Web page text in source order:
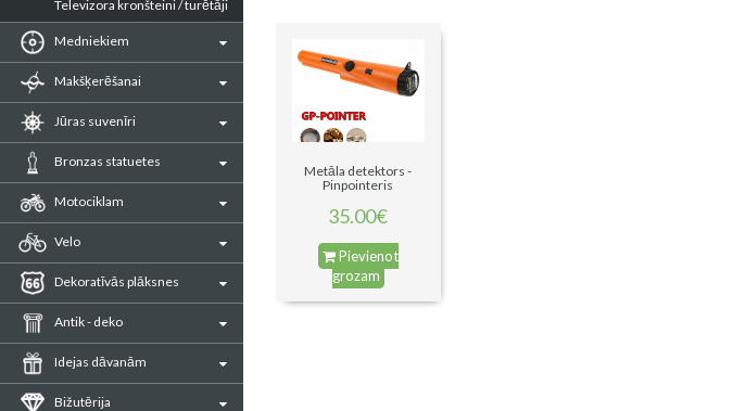
Televizora kronšteini / turētāji
Medniekiem
Makšķerēšanai
Jūras suvenīri
Bronzas statuetes
Motociklam
Velo
Dekoratīvās plāksnes
Antik - deko
Idejas dāvanām
Bižutērija
Metāla detektors -
Pinpointeris
35.00€
Pievienot
grozam